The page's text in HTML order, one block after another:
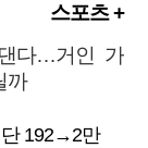
스포츠 +
댄다…거인 가
까
192→2만